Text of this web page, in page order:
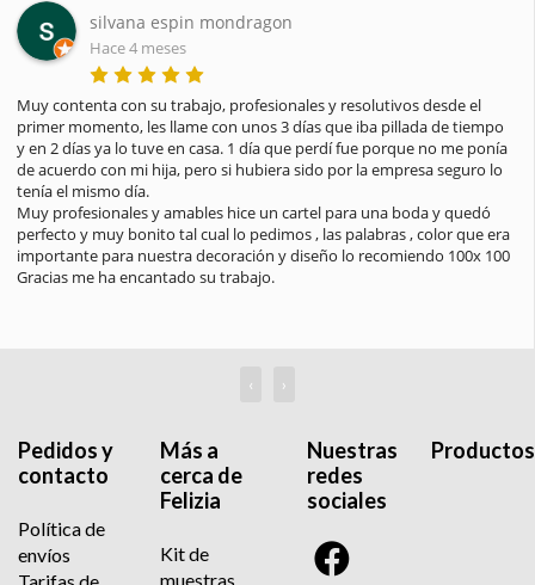
silvana espin mondragon
Hace 4 meses
Muy contenta con su trabajo, profesionales y resolutivos desde el
primer momento, les llame con unos 3 días que iba pillada de tiempo
y en 2 días ya lo tuve en casa. 1 día que perdí fue porque no me ponía
de acuerdo con mi hija, pero si hubiera sido por la empresa seguro lo
tenía el mismo día.
Muy profesionales y amables hice un cartel para una boda y quedó
perfecto y muy bonito tal cual lo pedimos , las palabras , color que era
importante para nuestra decoración y diseño lo recomiendo 100x 100
Gracias me ha encantado su trabajo.
‹ ›
Pedidos y
contacto
Política de
envíos
Más a
cerca de
Felizia
Kit de
muestras
Nuestras
redes
sociales
Productos